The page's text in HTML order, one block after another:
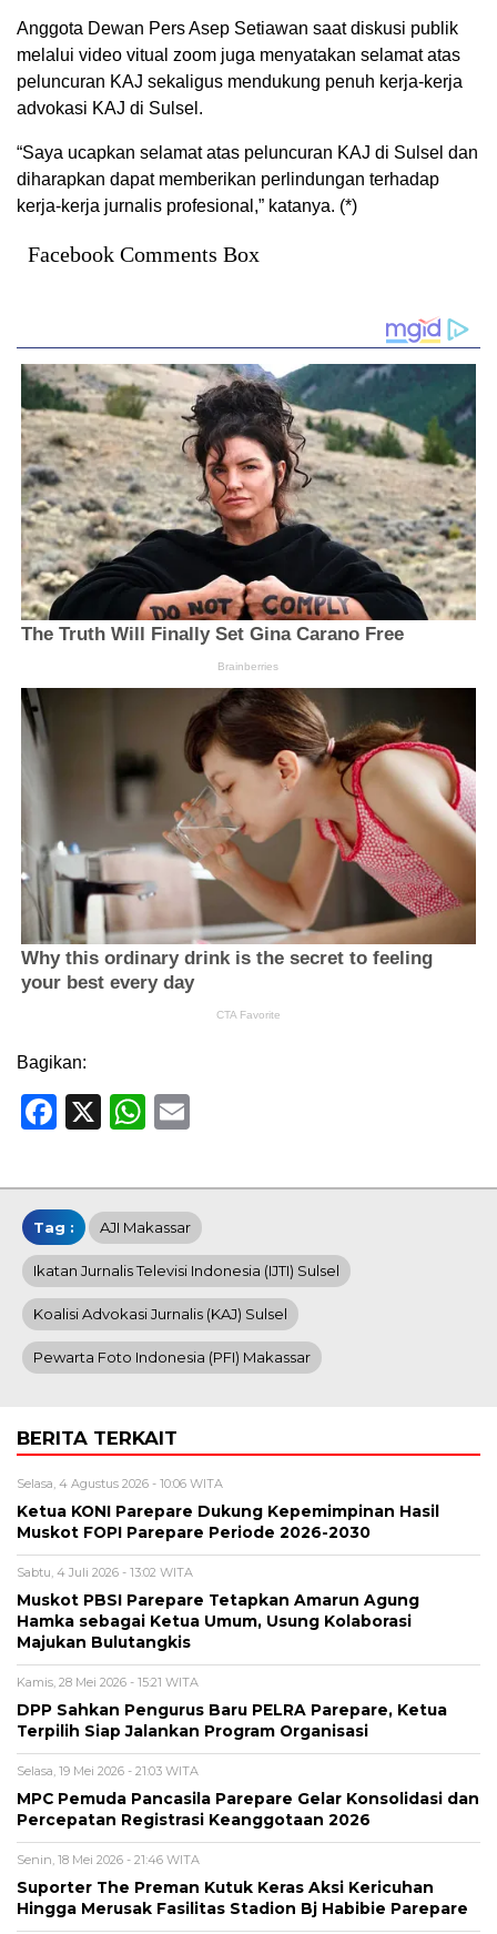
Anggota Dewan Pers Asep Setiawan saat diskusi publik
melalui video vitual zoom juga menyatakan selamat atas
peluncuran KAJ sekaligus mendukung penuh kerja-kerja
advokasi KAJ di Sulsel.
“Saya ucapkan selamat atas peluncuran KAJ di Sulsel dan
diharapkan dapat memberikan perlindungan terhadap
kerja-kerja jurnalis profesional,” katanya. (*)
Facebook Comments Box
Bagikan:
Facebook
X WhatsApp
Tag : AJI Makassar
Ikatan Jurnalis Televisi Indonesia (IJTI) Sulsel
Koalisi Advokasi Jurnalis (KAJ) Sulsel
Pewarta Foto Indonesia (PFI) Makassar
BERITA TERKAIT
Selasa, 4 Agustus 2026 - 10:06 WITA
Ketua KONI Parepare Dukung Kepemimpinan Hasil
Muskot FOPI Parepare Periode 2026-2030
Sabtu, 4 Juli 2026 - 13:02 WITA
Muskot PBSI Parepare Tetapkan Amarun Agung
Hamka sebagai Ketua Umum, Usung Kolaborasi
Majukan Bulutangkis
Kamis, 28 Mei 2026 - 15:21 WITA
DPP Sahkan Pengurus Baru PELRA Parepare, Ketua
Terpilih Siap Jalankan Program Organisasi
Selasa, 19 Mei 2026 - 21:03 WITA
MPC Pemuda Pancasila Parepare Gelar Konsolidasi dan
Percepatan Registrasi Keanggotaan 2026
Senin, 18 Mei 2026 - 21:46 WITA
Suporter The Preman Kutuk Keras Aksi Kericuhan
Hingga Merusak Fasilitas Stadion Bj Habibie Parepare